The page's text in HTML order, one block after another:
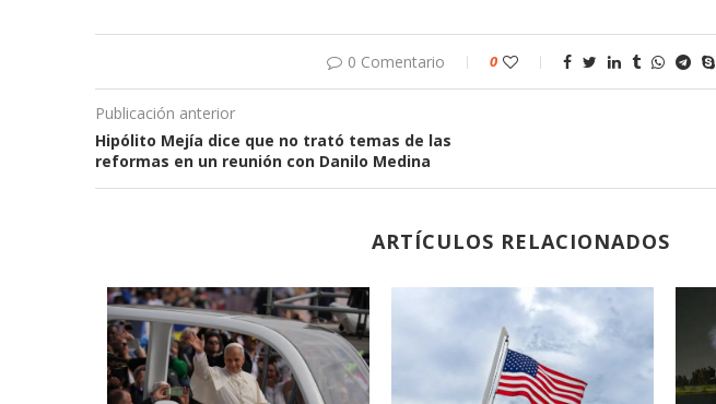
0 Comentario 0
Publicación anterior
Hipólito Mejía dice que no trató temas de las
reformas en un reunión con Danilo Medina
ARTÍCULOS RELACIONADOS